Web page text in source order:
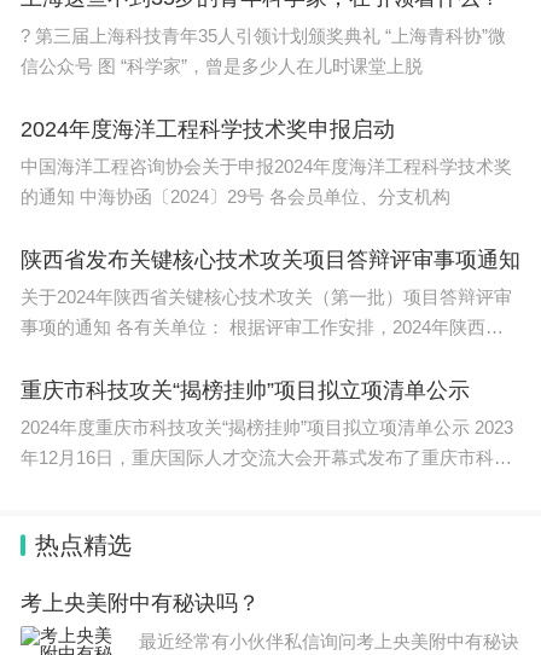
? 第三届上海科技青年35人引领计划颁奖典礼 “上海青科协”微
信公众号 图 “科学家”，曾是多少人在儿时课堂上脱
2024年度海洋工程科学技术奖申报启动
中国海洋工程咨询协会关于申报2024年度海洋工程科学技术奖
的通知 中海协函〔2024〕29号 各会员单位、分支机构
陕西省发布关键核心技术攻关项目答辩评审事项通知
关于2024年陕西省关键核心技术攻关（第一批）项目答辩评审
事项的通知 各有关单位： 根据评审工作安排，2024年陕西省
重庆市科技攻关“揭榜挂帅”项目拟立项清单公示
2024年度重庆市科技攻关“揭榜挂帅”项目拟立项清单公示 2023
年12月16日，重庆国际人才交流大会开幕式发布了重庆市科技
热点精选
考上央美附中有秘诀吗？
最近经常有小伙伴私信询问考上央美附中有秘诀